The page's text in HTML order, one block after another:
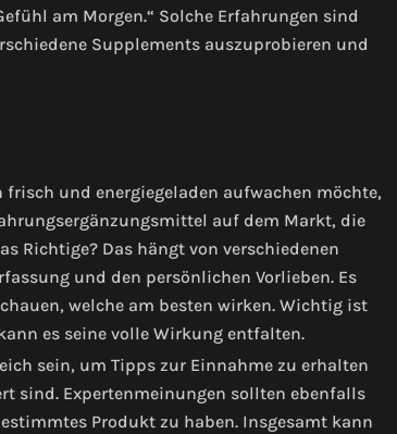
am Morgen.“ Solche Erfahrungen sind
Supplements auszuprobieren und
und energiegeladen aufwachen möchte,
auf dem Markt, die
Richtige? Das hängt von verschiedenen
und den persönlichen Vorlieben. Es
welche am besten wirken. Wichtig ist
es seine volle Wirkung entfalten.
sein, um Tipps zur Einnahme zu erhalten
sind. Expertenmeinungen sollten ebenfalls
Produkt zu haben. Insgesamt kann